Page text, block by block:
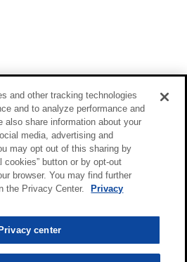
and other tracking technologies
and to analyze performance and
also share information about your
media, advertising and
may opt out of this sharing by
cookies” button or by opt-out
browser. You may find further
the Privacy Center.
Privacy
Privacy center